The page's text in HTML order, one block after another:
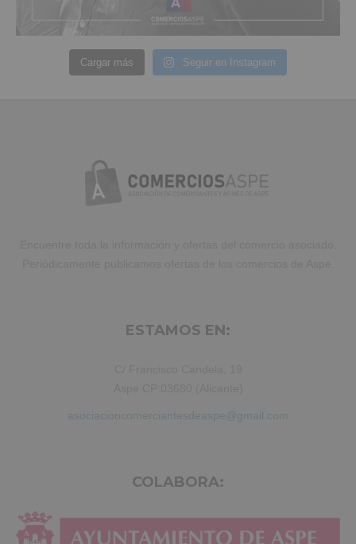
Cargar más Seguir en Instagram
ESTAMOS EN:
asociacioncomerciantesdeaspe@gmail.com
COLABORA: